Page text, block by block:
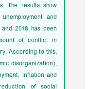
The results show
and
2018 has been
of conflict in
According to this,
disorganization),
inflation and